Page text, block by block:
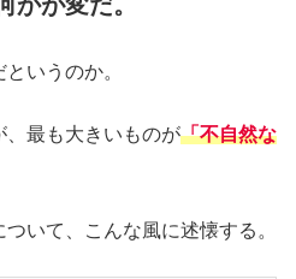
いうのか。
、最も大きいものが「不自然な
いて、こんな風に述懐する。